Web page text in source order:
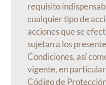
requisito
cualquier tipo de
acciones que se
sujetan a los
Condiciones, así
vigente, en
Código de